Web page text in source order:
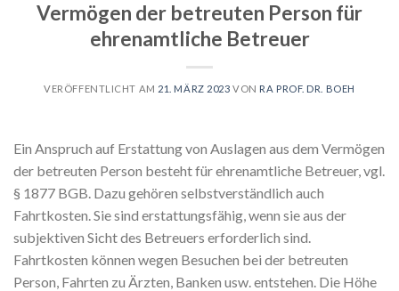
Vermögen der betreuten Person für
ehrenamtliche Betreuer
VERÖFFENTLICHT AM 21. MÄRZ 2023 VON RA PROF. DR. BOEH
Ein Anspruch auf Erstattung von Auslagen aus dem Vermögen
der betreuten Person besteht für ehrenamtliche Betreuer, vgl.
§ 1877 BGB. Dazu gehören selbstverständlich auch
Fahrtkosten. Sie sind erstattungsfähig, wenn sie aus der
subjektiven Sicht des Betreuers erforderlich sind.
Fahrtkosten können wegen Besuchen bei der betreuten
Person, Fahrten zu Ärzten, Banken usw. entstehen. Die Höhe